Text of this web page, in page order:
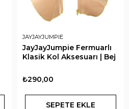
JAYJAYJUMPIE
JayJayJumpie Fermuarlı
Klasik Kol Aksesuarı | Bej
₺290,00
SEPETE EKLE